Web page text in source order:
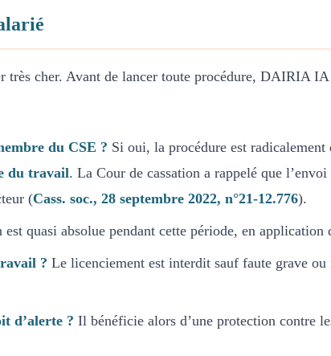
cher. Avant de lancer toute procédure, DAIRIA
du CSE ? Si oui, la procédure est
du travail. La Cour de cassation a rappelé que
(Cass. soc., 28 septembre 2022, n°21-12.776).
quasi absolue pendant cette période, en application
? Le licenciement est interdit sauf faute grave
d’alerte ? Il bénéficie alors d’une protection contre